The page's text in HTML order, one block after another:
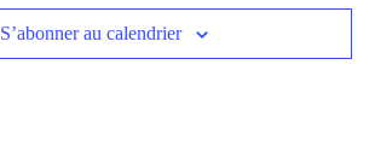
S’abonner au calendrier